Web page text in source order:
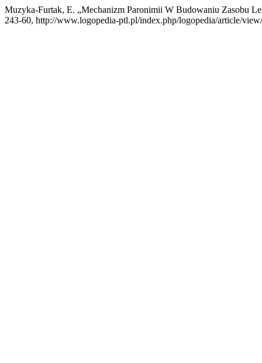
Muzyka-Furtak, E. „Mechanizm Paronimii W Budowaniu Zasobu
243-60, http://www.logopedia-ptl.pl/index.php/logopedia/article/